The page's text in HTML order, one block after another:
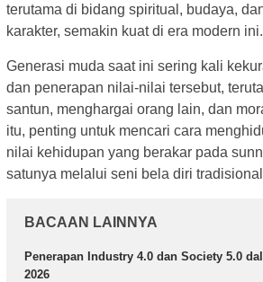
terutama di bidang spiritual, budaya,
karakter, semakin kuat di era modern ini.
Generasi muda saat ini sering kali
dan penerapan nilai-nilai tersebut,
santun, menghargai orang lain, dan
itu, penting untuk mencari cara
nilai kehidupan yang berakar pada
satunya melalui seni bela diri
BACAAN LAINNYA
Penerapan Industry 4.0 dan Society 5.0
2026